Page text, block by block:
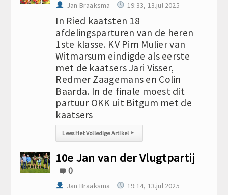
Jan Braaksma 19:33, 13.jul 2025
In Ried kaatsten 18
afdelingsparturen van de heren
1ste klasse. KV Pim Mulier van
Witmarsum eindigde als eerste
met de kaatsers Jari Visser,
Redmer Zaagemans en Colin
Baarda. In de finale moest dit
partuur OKK uit Bitgum met de
kaatsers
Lees Het Volledige Artikel ▸
10e Jan van der Vlugtpartij
0
Jan Braaksma 19:14, 13.jul 2025